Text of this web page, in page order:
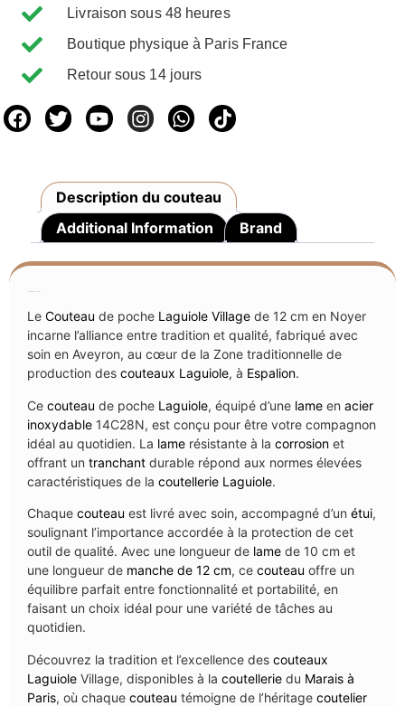
Livraison sous 48 heures
Boutique physique à Paris France
Retour sous 14 jours
Description du couteau
Additional Information
Brand
Le Couteau de poche Laguiole Village de 12 cm en Noyer
incarne l’alliance entre tradition et qualité, fabriqué avec
soin en Aveyron, au cœur de la Zone traditionnelle de
production des couteaux Laguiole, à Espalion.
Ce couteau de poche Laguiole, équipé d’une lame en acier
inoxydable 14C28N, est conçu pour être votre compagnon
idéal au quotidien. La lame résistante à la corrosion et
offrant un tranchant durable répond aux normes élevées
caractéristiques de la coutellerie Laguiole.
Chaque couteau est livré avec soin, accompagné d’un étui,
soulignant l’importance accordée à la protection de cet
outil de qualité. Avec une longueur de lame de 10 cm et
une longueur de manche de 12 cm, ce couteau offre un
équilibre parfait entre fonctionnalité et portabilité, en
faisant un choix idéal pour une variété de tâches au
quotidien.
Découvrez la tradition et l’excellence des couteaux
Laguiole Village, disponibles à la coutellerie du Marais à
Paris, où chaque couteau témoigne de l’héritage coutelier